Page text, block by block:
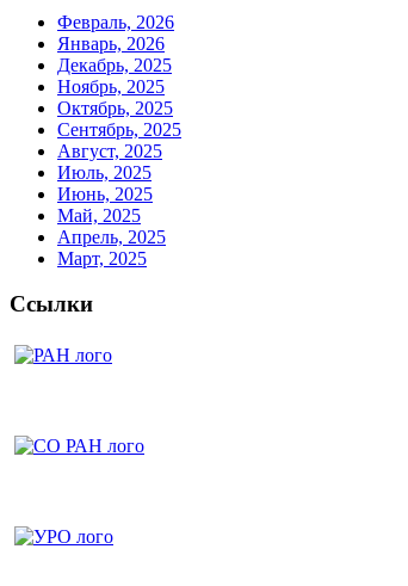
Февраль, 2026
Январь, 2026
Декабрь, 2025
Ноябрь, 2025
Октябрь, 2025
Сентябрь, 2025
Август, 2025
Июль, 2025
Июнь, 2025
Май, 2025
Апрель, 2025
Март, 2025
Ссылки